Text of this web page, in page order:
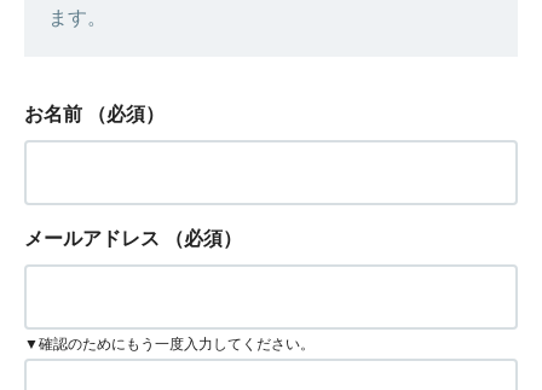
ます。
お名前 （必須）
メールアドレス （必須）
▼確認のためにもう一度入力してください。